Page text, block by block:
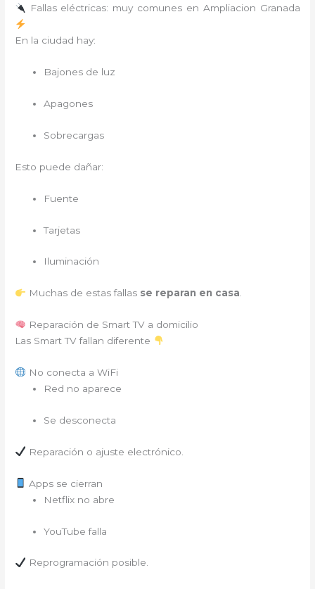
Fallas eléctricas: muy comunes en Ampliacion Granada
En la ciudad hay:
Bajones de luz
Apagones
Sobrecargas
Esto puede dañar:
Fuente
Tarjetas
Iluminación
Muchas de estas fallas se reparan en casa.
Reparación de Smart TV a domicilio
Las Smart TV fallan diferente
No conecta a WiFi
Red no aparece
Se desconecta
Reparación o ajuste electrónico.
Apps se cierran
Netflix no abre
YouTube falla
Reprogramación posible.